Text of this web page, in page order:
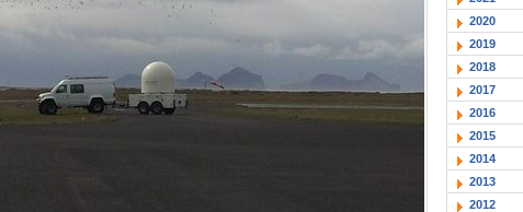
2020
2019
2018
2017
2016
2015
2014
2013
2012